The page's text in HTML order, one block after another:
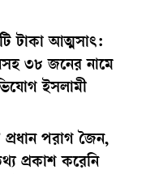
টাকা আত্মসাৎ:
৩৮ জনের নামে
ইসলামী
প্রধান পরাগ জৈন,
প্রকাশ করেনি